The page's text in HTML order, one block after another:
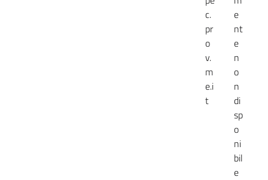
c.
pr
o
v.
m
e.i
t
e
nt
e
n
o
n
di
sp
o
ni
bil
e